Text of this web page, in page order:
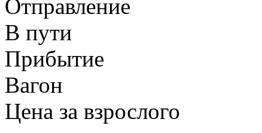
Отправление
В пути
Прибытие
Вагон
Цена за взрослого